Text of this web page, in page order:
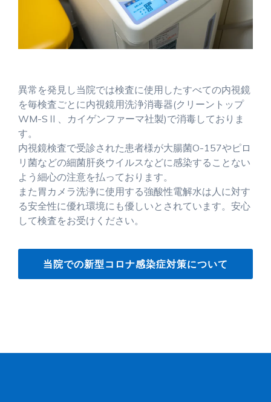
異常を発見し当院では検査に使用したすべての内視鏡
を毎検査ごとに内視鏡用洗浄消毒器(クリーントップ
WM-SⅡ、カイゲンファーマ社製)で消毒しておりま
す。
内視鏡検査で受診された患者様が大腸菌O-157やピロ
リ菌などの細菌肝炎ウイルスなどに感染することない
よう細心の注意を払っております。
また胃カメラ洗浄に使用する強酸性電解水は人に対す
る安全性に優れ環境にも優しいとされています。安心
して検査をお受けください。
当院での新型コロナ感染症対策について